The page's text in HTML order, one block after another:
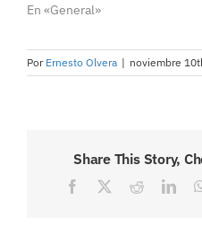
En «General»
Por Ernesto Olvera | noviembre
Share This Story,
Facebook Reddit